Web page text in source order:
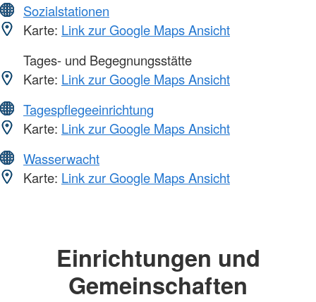
Sozialstationen
Karte: Link zur Google Maps Ansicht
Tages- und Begegnungsstätte
Karte: Link zur Google Maps Ansicht
Tagespflegeeinrichtung
Karte: Link zur Google Maps Ansicht
Wasserwacht
Karte: Link zur Google Maps Ansicht
Einrichtungen und
Gemeinschaften